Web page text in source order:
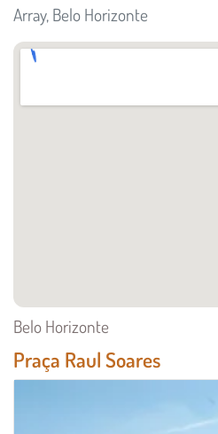
Array, Belo Horizonte
Belo Horizonte
Praça Raul Soares